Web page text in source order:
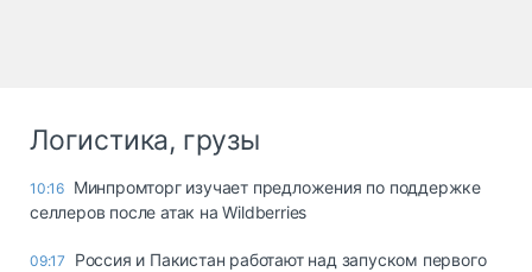
Логистика, грузы
10:16 Минпромторг изучает предложения по поддержке
селлеров после атак на Wildberries
09:17
Россия и Пакистан работают над запуском первого